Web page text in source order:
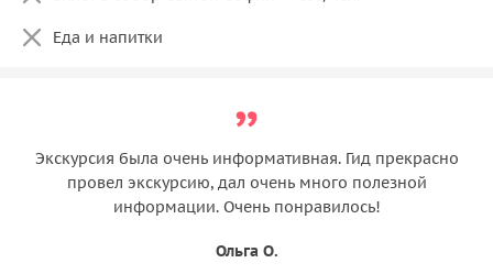
Еда и напитки
Экскурсия была очень информативная. Гид прекрасно
провел экскурсию, дал очень много полезной
информации. Очень понравилось!
Ольга О.